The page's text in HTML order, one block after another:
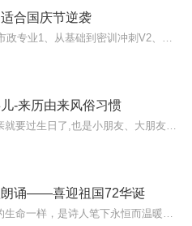
合国庆节逆袭
-来历由来风俗习惯
朗诵——喜迎祖国72华诞